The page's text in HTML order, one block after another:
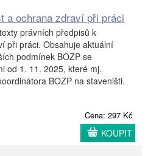
a ochrana zdraví při práci
právních předpisů k
při práci. Obsahuje aktuální
podmínek BOZP se
od 1. 11. 2025, které mj.
BOZP na staveništi.
Cena: 297 Kč
KOUPIT